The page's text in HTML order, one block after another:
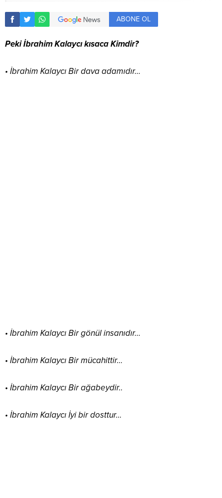
ABONE OL
Peki İbrahim Kalaycı kısaca Kimdir?
• İbrahim Kalaycı Bir dava adamıdır…
• İbrahim Kalaycı Bir gönül insanıdır…
• İbrahim Kalaycı Bir mücahittir…
• İbrahim Kalaycı Bir ağabeydir..
• İbrahim Kalaycı İyi bir dosttur…